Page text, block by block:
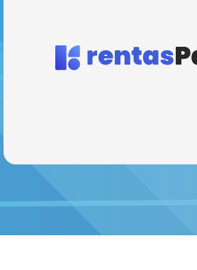
シームレスで安全なオンライン決済を提供
ック一つでお気に入りの店舗に即座に接続